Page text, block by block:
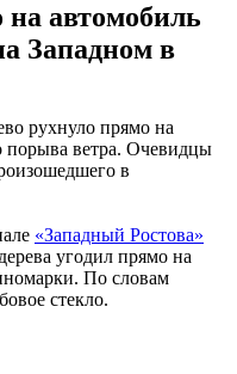
на автомобиль
Западном в
рухнуло прямо на
порыва ветра. Очевидцы
в
«Западный Ростова»
угодил прямо на
По словам
стекло.